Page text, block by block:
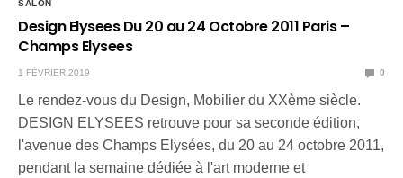
SALON
Design Elysees Du 20 au 24 Octobre 2011 Paris –
Champs Elysees
1 FÉVRIER 2019 0
Le rendez-vous du Design, Mobilier du XXème siècle.
DESIGN ELYSEES retrouve pour sa seconde édition,
l'avenue des Champs Elysées, du 20 au 24 octobre 2011,
pendant la semaine dédiée à l'art moderne et